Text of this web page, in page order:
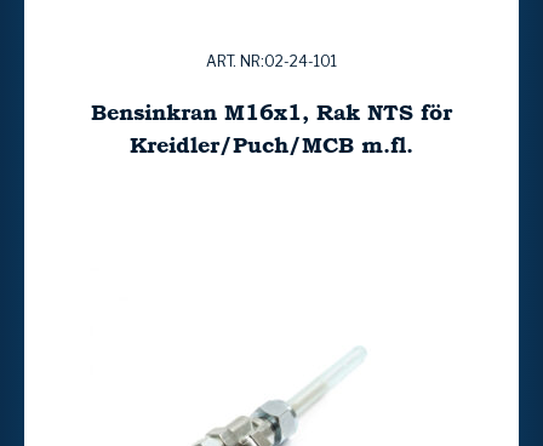
ART. NR:02-24-101
Bensinkran M16x1, Rak NTS för
Kreidler/Puch/MCB m.fl.